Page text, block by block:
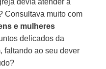
Consultava muito com
e mulheres
delicados da
faltando ao seu dever